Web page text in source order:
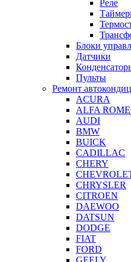
Реле
Блоки
Датчики
Пульты
Ремонт
ACURA
ALFA
AUDI
BMW
BUICK
CADILLAC
CHERY
CHRYSLER
CITROEN
DAEWOO
DATSUN
DODGE
FIAT
FORD
GEELY